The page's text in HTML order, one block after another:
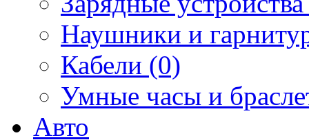
Наушники и
Кабели (0)
Умные часы и
Авто